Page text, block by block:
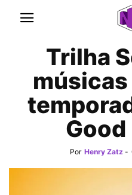
Trilha
Good
Por Henry Zatz -